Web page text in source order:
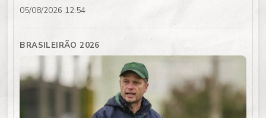
05/08/2026 12:54
BRASILEIRÃO 2026